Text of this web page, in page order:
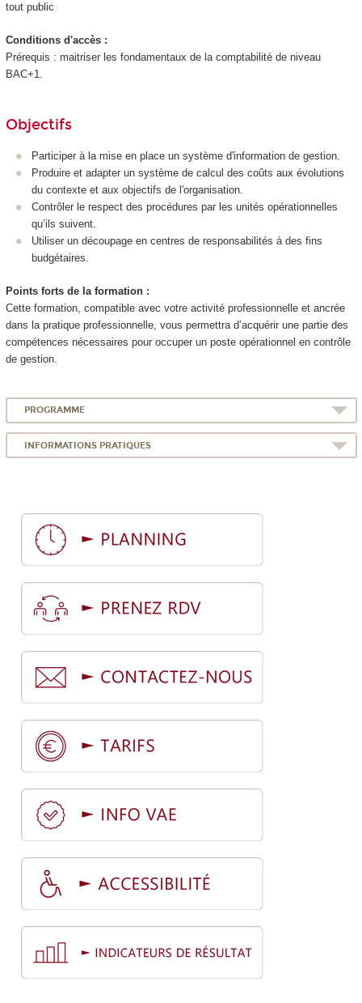
tout public
Conditions d'accès :
Prérequis : maitriser les fondamentaux de la comptabilité de niveau
BAC+1.
Objectifs
Participer à la mise en place un système d'information de gestion.
Produire et adapter un système de calcul des coûts aux évolutions
du contexte et aux objectifs de l'organisation.
Contrôler le respect des procédures par les unités opérationnelles
qu’ils suivent.
Utiliser un découpage en centres de responsabilités à des fins
budgétaires.
Points forts de la formation :
Cette formation, compatible avec votre activité professionnelle et ancrée
dans la pratique professionnelle, vous permettra d’acquérir une partie des
compétences nécessaires pour occuper un poste opérationnel en contrôle
de gestion.
PROGRAMME
INFORMATIONS PRATIQUES